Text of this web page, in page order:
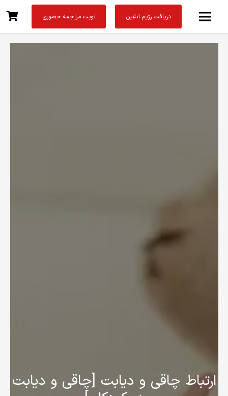
دریافت رژیم آنلاین نوبت مراجعه حضوری
ارتباط چاقی و دیابت [چاقی و دیابت